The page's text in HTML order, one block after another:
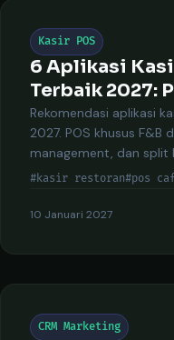
Kasir POS
6 Aplikasi
Terbaik 2027:
Rekomendasi aplikasi
2027. POS khusus
management, dan split
#kasir restoran#pos
10 Januari 2027
CRM Marketing